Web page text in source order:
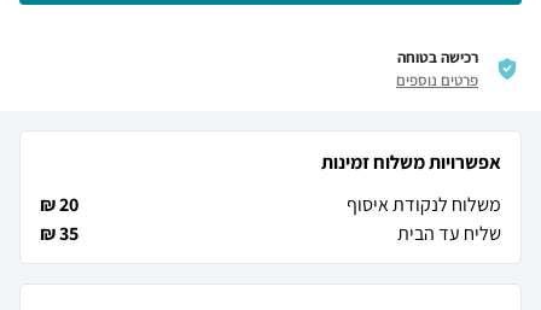
רכישה בטוחה
פרטים נוספים
אפשרויות משלוח זמינות
משלוח לנקודת איסוף
20 ₪
שליח עד הבית
35 ₪